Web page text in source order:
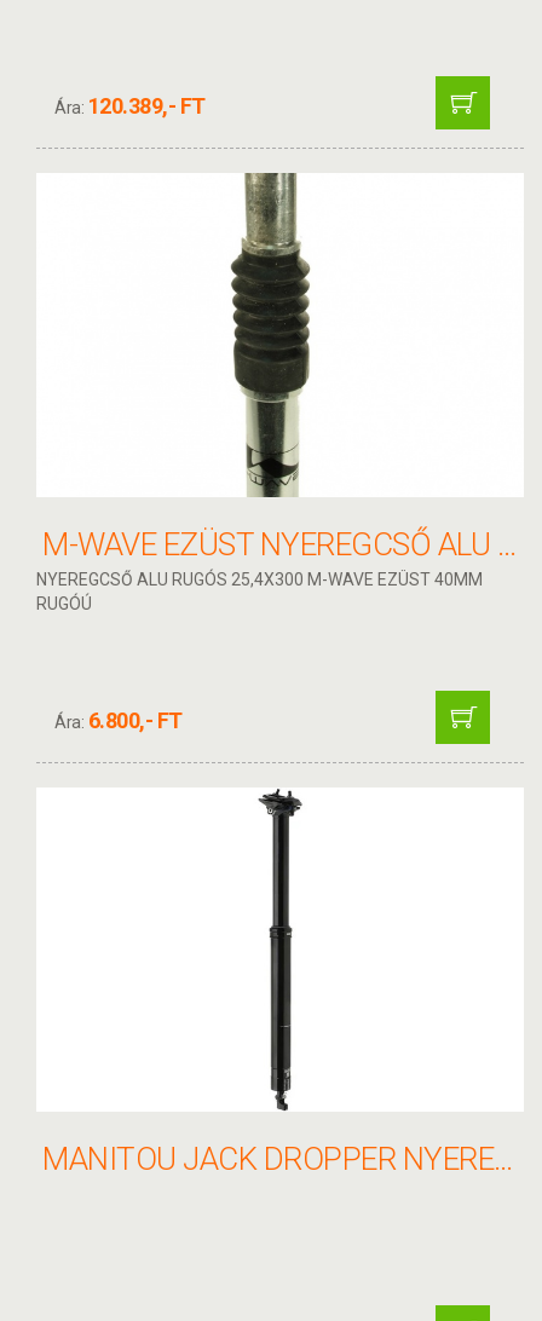
Ára: 120.389,- FT
M-WAVE EZÜST NYEREGCSŐ ALU RUGÓS 25,4X300
NYEREGCSŐ ALU RUGÓS 25,4X300 M-WAVE EZÜST 40MM
RUGÓÚ
Ára: 6.800,- FT
MANITOU JACK DROPPER NYEREGCSŐ 31.6MM 185MM ÚT ÚJ